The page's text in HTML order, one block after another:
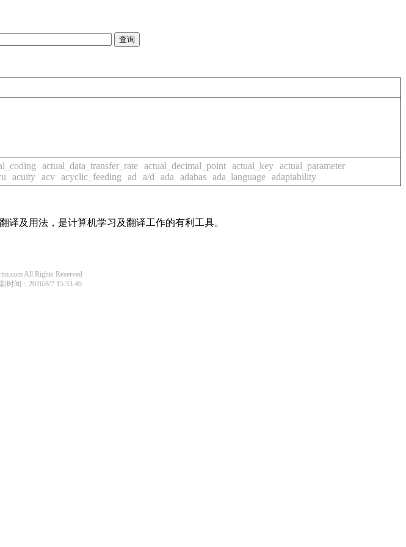
actual_data_transfer_rate actual_decimal_point actual_key actual_parameter
acuity acv acyclic_feeding ad a/d ada adabas ada_language adaptability
及用法，是计算机学习及翻译工作的有利工具。
All Rights Reserved
时间：2026/8/7 15:33:46